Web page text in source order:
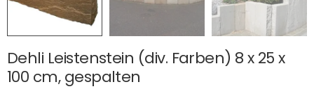
Dehli Leistenstein (div. Farben) 8 x 25 x
100 cm, gespalten